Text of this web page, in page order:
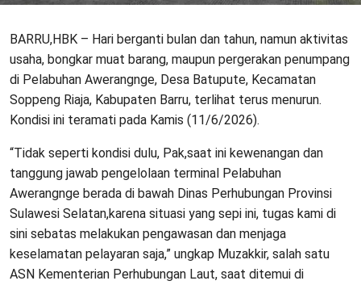
BARRU,HBK – Hari berganti bulan dan tahun, namun aktivitas
usaha, bongkar muat barang, maupun pergerakan penumpang
di Pelabuhan Awerangnge, Desa Batupute, Kecamatan
Soppeng Riaja, Kabupaten Barru, terlihat terus menurun.
Kondisi ini teramati pada Kamis (11/6/2026).
“Tidak seperti kondisi dulu, Pak,saat ini kewenangan dan
tanggung jawab pengelolaan terminal Pelabuhan
Awerangnge berada di bawah Dinas Perhubungan Provinsi
Sulawesi Selatan,karena situasi yang sepi ini, tugas kami di
sini sebatas melakukan pengawasan dan menjaga
keselamatan pelayaran saja,” ungkap Muzakkir, salah satu
ASN Kementerian Perhubungan Laut, saat ditemui di